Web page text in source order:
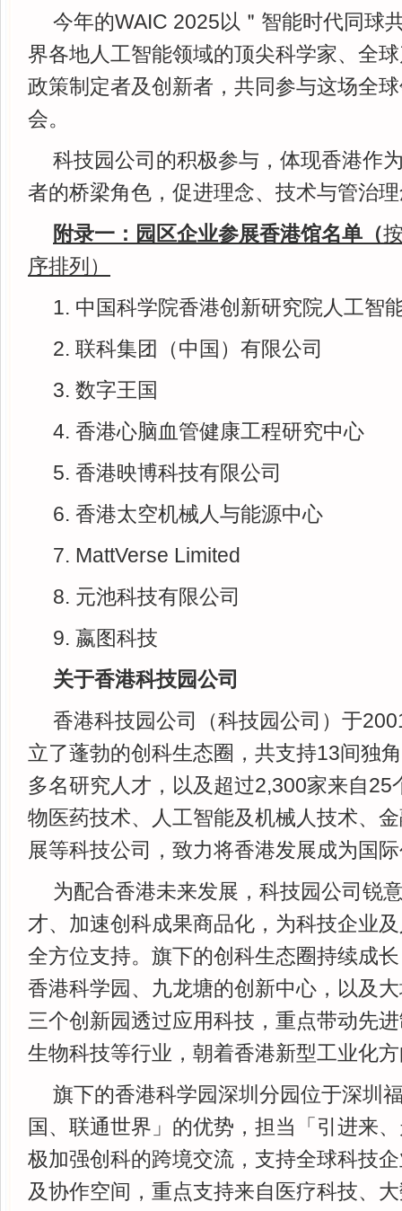
今年的WAIC 2025以＂智能时代同球
界各地人工智能领域的顶尖科学家、全
政策制定者及创新者，共同参与这场全
会。
科技园公司的积极参与，体现香港作
者的桥梁角色，促进理念、技术与管治
附录一：园区企业参展香港馆名单（
序排列）
1. 中国科学院香港创新研究院人工智
2. 联科集团（中国）有限公司
3. 数字王国
4. 香港心脑血管健康工程研究中心
5. 香港映博科技有限公司
6. 香港太空机械人与能源中心
7. MattVerse Limited
8. 元池科技有限公司
9. 嬴图科技
关于香港科技园公司
香港科技园公司（科技园公司）于
立了蓬勃的创科生态圈，共支持13间独
多名研究人才，以及超过2,300家来自25
物医药技术、人工智能及机械人技术、
展等科技公司，致力将香港发展成为国
为配合香港未来发展，科技园公司锐
才、加速创科成果商品化，为科技企业
全方位支持。旗下的创科生态圈持续成
香港科学园、九龙塘的创新中心，以及
三个创新园透过应用科技，重点带动先
生物科技等行业，朝着香港新型工业化
旗下的香港科学园深圳分园位于深圳
国、联通世界」的优势，担当「引进来
极加强创科的跨境交流，支持全球科技
及协作空间，重点支持来自医疗科技、